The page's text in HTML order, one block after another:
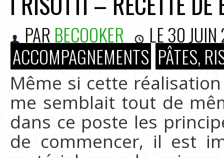
PAR BECOOKER LE30
ACCOMPAGNEMENTS PÂTES,
Même si cette
me semblait tout de
dans ce poste les
de commencer, il est